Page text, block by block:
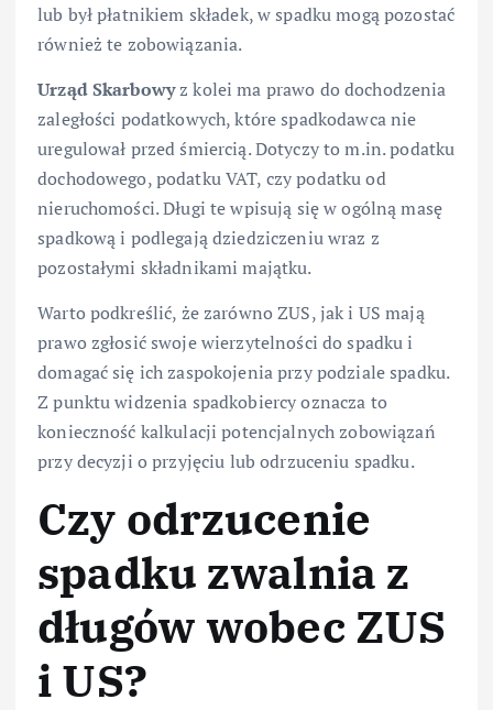
lub był płatnikiem składek, w spadku mogą pozostać
również te zobowiązania.
Urząd Skarbowyz kolei ma prawo do dochodzenia
zaległości podatkowych, które spadkodawca nie
uregulował przed śmiercią. Dotyczy to m.in. podatku
dochodowego, podatku VAT, czy podatku od
nieruchomości. Długi te wpisują się w ogólną masę
spadkową i podlegają dziedziczeniu wraz z
pozostałymi składnikami majątku.
Warto podkreślić, że zarówno ZUS, jak i US mają
prawo zgłosić swoje wierzytelności do spadku i
domagać się ich zaspokojenia przy podziale spadku.
Z punktu widzenia spadkobiercy oznacza to
konieczność kalkulacji potencjalnych zobowiązań
przy decyzji o przyjęciu lub odrzuceniu spadku.
Czy odrzucenie
spadku zwalnia z
długów wobec ZUS
i US?